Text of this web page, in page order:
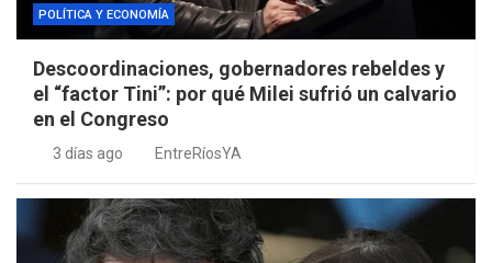
POLÍTICA Y ECONOMÍA
Descoordinaciones, gobernadores rebeldes y
el “factor Tini”: por qué Milei sufrió un calvario
en el Congreso
3 días ago EntreRíosYA